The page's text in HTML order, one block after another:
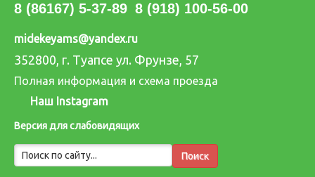
8 (86167) 5-37-89 8 (918) 100-56-00
midekeyams@yandex.ru
352800, г. Туапсе ул. Фрунзе, 57
Полная информация и схема проезда
Наш Instagram
Версия для слабовидящих